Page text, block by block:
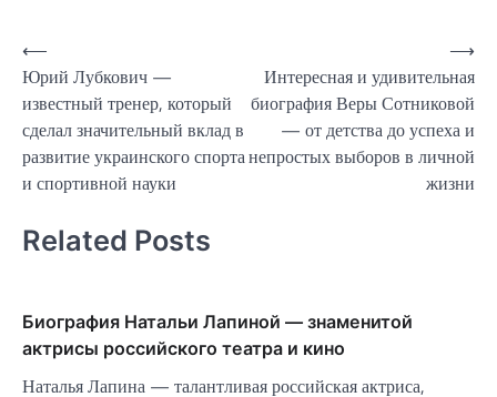
Навигация
по
записям
⟵
Юрий Лубкович —
известный тренер, который
сделал значительный вклад в
развитие украинского спорта
и спортивной науки
Интересная и удивительная
биография Веры Сотниковой
— от детства до успеха и
непростых выборов в личной
жизни
⟶
Related Posts
Биография Натальи Лапиной — знаменитой
актрисы российского театра и кино
Наталья Лапина — талантливая российская актриса,